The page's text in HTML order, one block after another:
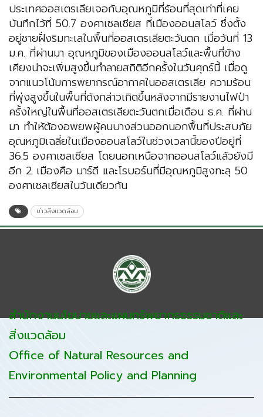
ประเทศออสเตรเลียเจอกับอุณหภูมิที่ร้อนที่สุดเท่าที่เคย
บันทึกไว้ที่ 50.7 องศาเซลเซียส ที่เมืองออนสโลว์ ซึ่งตั้ง
อยู่ชายฝั่งริมทะเลในพื้นที่ออสเตรเลียตะวันตก เมื่อวันที่ 13
ม.ค. ที่ผ่านมา อุณหภูมิของเมืองออนสโลว์และพื้นที่ข้าง
เคียงน่าจะเพิ่มสูงขึ้นทำลายสถิติอีกครั้งในวันศุกร์นี้ เมื่อดู
จากแนวโน้มการพยากรณ์อากาศในออสเตรเลีย ความร้อน
ที่พุ่งสูงขึ้นในพื้นที่ดังกล่าวเกิดขึ้นหลังจากมีรายงานไฟป่า
ครั้งใหญ่ในพื้นที่ออสเตรเลียตะวันตกเมื่อเดือน ธ.ค. ที่ผ่าน
มา ทำให้ต้องอพยพผู้คนบางส่วนออกนอกพื้นที่ประสบภัย
อุณหภูมิเฉลี่ยในเมืองออนสโลว์ในช่วงเวลานี้ของปีอยู่ที่
36.5 องศาเซลเซียส โดยนอกเหนือจากออนสโลว์แล้วยังมี
อีก 2 เมืองคือ มาร์ดี และโรบอร์นที่มีอุณหภูมิสูงทะลุ 50
องศาเซลเซียสในวันเดียวกัน
ข่าวสิ่งแวดล้อม
สำนักงานนโยบายและแผนทรัพยากรธรรมชาติและ
สิ่งแวดล้อม
Office of Natural Resources and
Environmental Policy and Planning